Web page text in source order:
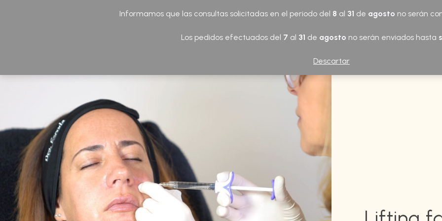
LA CLÍNICA FACIAL CORPORAL
Informamos que las consultas solicitadas en el periodo del 8 al 31 de agosto no serán
Los pedidos efectuados del 7 al 31 de agosto no serán enviados hasta
Descartar